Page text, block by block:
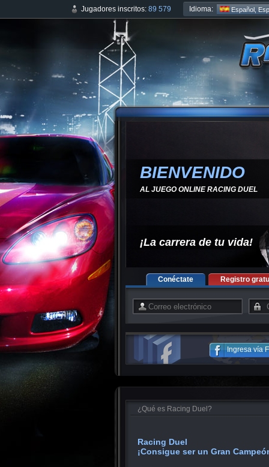
Jugadores inscritos: 89 579 Idioma: Español,
BIENVENIDO
AL JUEGO ONLINE RACING DUEL
¡La carrera de tu vida!
Conéctate Registro
Ingresa vía
¿Qué es Racing Duel?
Racing Duel
¡Consigue ser un Gran